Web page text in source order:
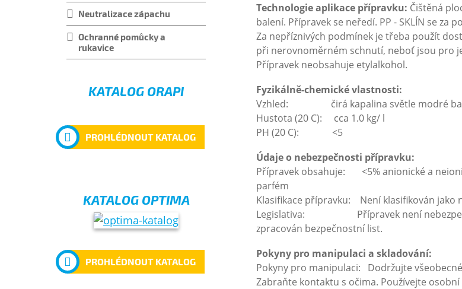
Technologie aplikace přípravku: Čištěná
balení. Přípravek se neředí. PP - SKLÍN se
Za nepříznivých podmínek je třeba použít
při nerovnoměrném schnutí, neboť jsou pro
Přípravek neobsahuje etylalkohol.
Fyzikálně-chemické vlastnosti:
Vzhled: čirá kapalina světle modré
Hustota (20 C): cca 1.0 kg/ l
PH (20 C): <5
Údaje o nebezpečnosti přípravku:
Přípravek obsahuje: <5% anionické a
parfém
Klasifikace přípravku: Není klasifikován jako
Legislativa: Přípravek není nebezpečný
zpracován bezpečnostní list.
Pokyny pro manipulaci a skladování:
Pokyny pro manipulaci: Dodržujte
Zabraňte kontaktu s očima. Používejte
Neutralizace zápachu
Ochranné pomůcky a
rukavice
KATALOG ORAPI
PROHLÉDNOUT KATALOG
KATALOG OPTIMA
PROHLÉDNOUT KATALOG